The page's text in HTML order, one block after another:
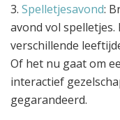
3. Spelletjesavond:
avond vol
verschillende
Of het nu gaat om
interactief
gegarandeerd.